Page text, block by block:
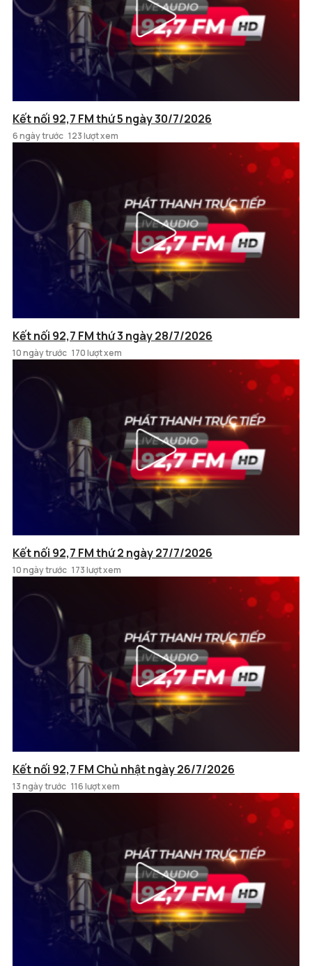
Kết nối 92,7 FM thứ 5 ngày 30/7/2026
6 ngày trước 123 lượt xem
Kết nối 92,7 FM thứ 3 ngày 28/7/2026
10 ngày trước 170 lượt xem
Kết nối 92,7 FM thứ 2 ngày 27/7/2026
10 ngày trước 173 lượt xem
Kết nối 92,7 FM Chủ nhật ngày 26/7/2026
13 ngày trước 116 lượt xem